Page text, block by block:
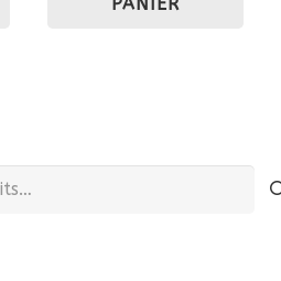
307,40 €.